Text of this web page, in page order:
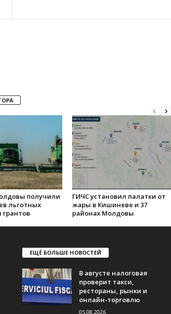
получили
льготных
грантов
ГИЧС установил палатки от
жары в Кишиневе и 37
районах Молдовы
ЕЩЁ БОЛЬШЕ НОВОСТЕЙ
В августе налоговая
проверит такси,
рестораны, рынки и
онлайн-торговлю
05.08.2026